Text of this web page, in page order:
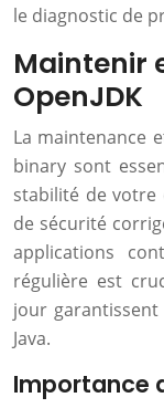
le diagnostic de
Maintenir
OpenJDK
La maintenance
binary sont
stabilité de votre
de sécurité
applications
régulière est
jour
Java.
Importance